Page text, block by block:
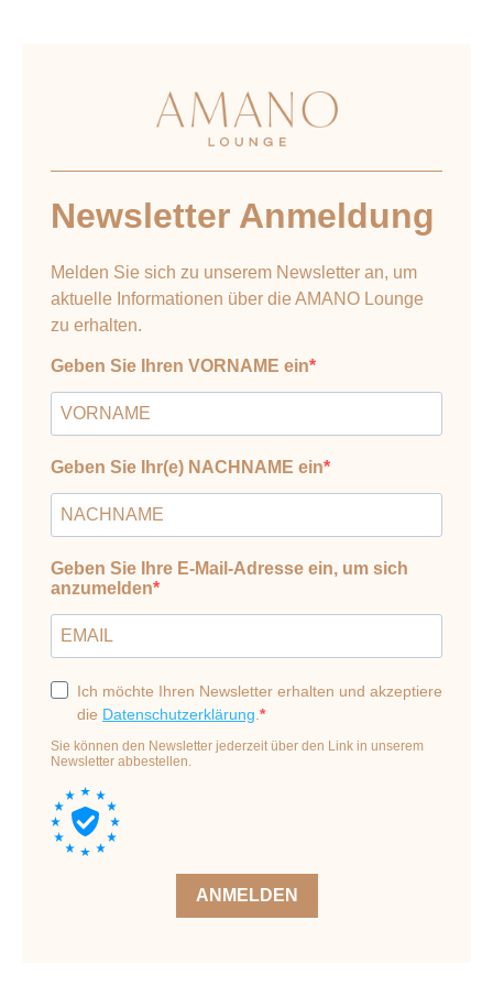
Newsletter Anmeldung
Melden Sie sich zu unserem Newsletter an, um
aktuelle Informationen über die AMANO Lounge
zu erhalten.
Geben Sie Ihren VORNAME ein
Geben Sie Ihr(e) NACHNAME ein
Geben Sie Ihre E-Mail-Adresse ein, um sich
anzumelden
Ich möchte Ihren Newsletter erhalten und akzeptiere
die Datenschutzerklärung
Sie können den Newsletter jederzeit über den Link in unserem
Newsletter abbestellen.
ANMELDEN